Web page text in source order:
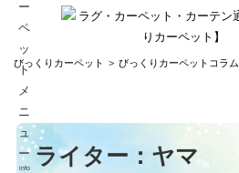
info
びっくりカーペット びっくりカーペットコラム
ライター：ヤマ